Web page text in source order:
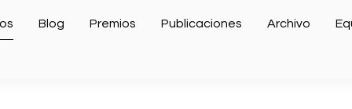
Blog Premios Publicaciones Archivo